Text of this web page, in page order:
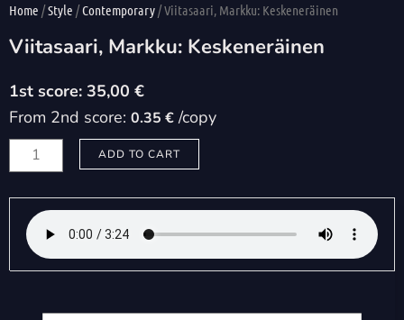
Home /Style /Contemporary/ Viitasaari, Markku: Keskeneräinen
Viitasaari, Markku: Keskeneräinen
35,00 €
From 2nd score: 0.35 € /copy
Viitasaari,
Markku:
Keskeneräinen
quantity
ADD TO CART